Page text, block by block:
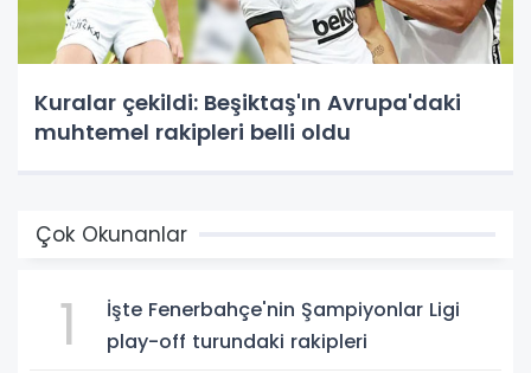
Kuralar çekildi: Beşiktaş'ın Avrupa'daki
muhtemel rakipleri belli oldu
Çok Okunanlar
1
İşte Fenerbahçe'nin Şampiyonlar Ligi
play-off turundaki rakipleri